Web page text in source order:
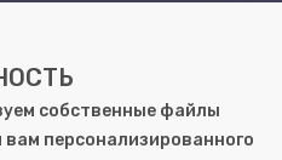
собственные файлы
персонализированного